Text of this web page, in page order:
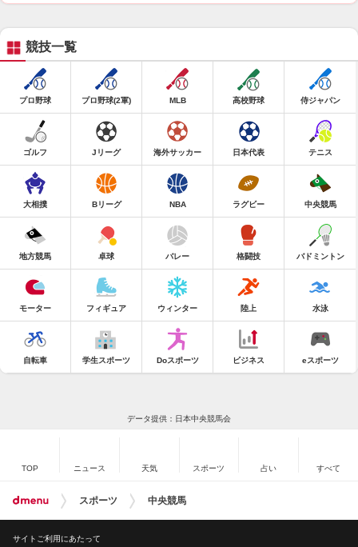
競技一覧
プロ野球 プロ野球(2軍) MLB 高校野球 侍ジャパン
ゴルフ Jリーグ 海外サッカー 日本代表 テニス
大相撲 Bリーグ NBA ラグビー 中央競馬
地方競馬 卓球 バレー 格闘技 バドミントン
モーター フィギュア ウィンター 陸上 水泳
自転車 学生スポーツ Doスポーツ ビジネス eスポーツ
データ提供：日本中央競馬会
TOP ニュース 天気 スポーツ 占い すべて
スポーツ 中央競馬
サイトご利用にあたって